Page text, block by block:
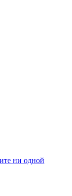
ни одной